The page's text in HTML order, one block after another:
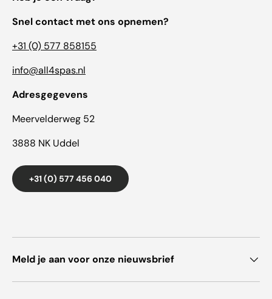
Snel contact met ons opnemen?
+31 (0) 577 858155
info@all4spas.nl
Adresgegevens
Meervelderweg 52
3888 NK Uddel
+31 (0) 577 456 040
Meld je aan voor onze nieuwsbrief